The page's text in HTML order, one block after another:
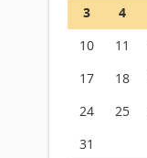
3
4
10
11
17
18
24
25
31